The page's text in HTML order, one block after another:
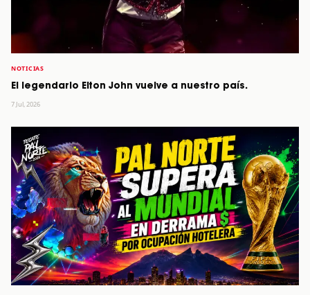
NOTICIAS
El legendario Elton John vuelve a nuestro país.
7 Jul, 2026